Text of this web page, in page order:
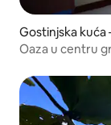
Gostinjska kuća
Oaza u centru